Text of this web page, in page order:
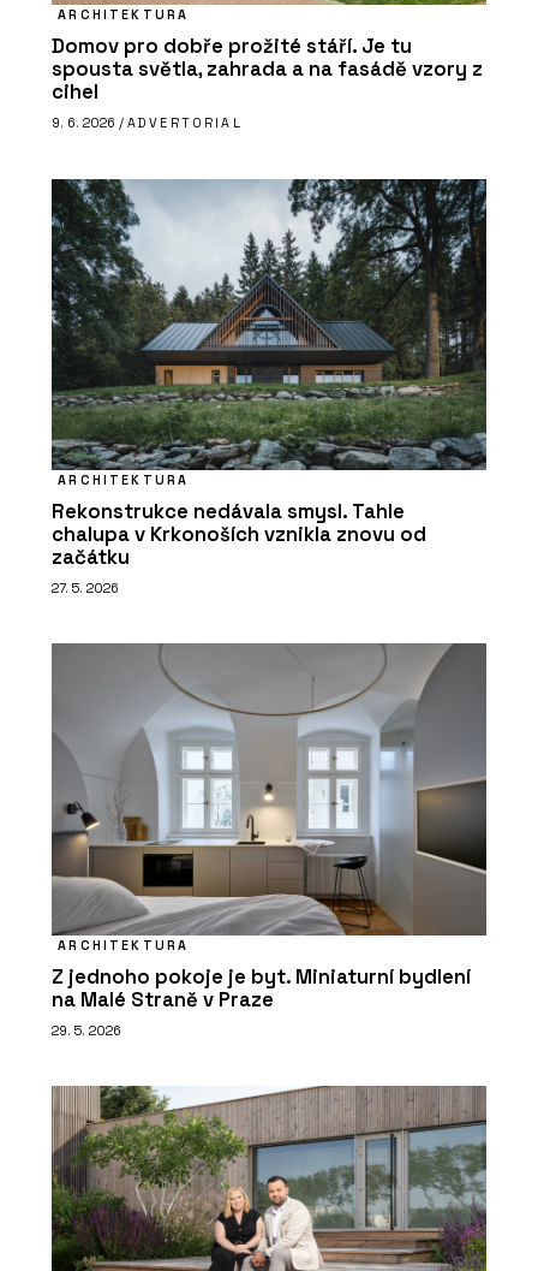
ARCHITEKTURA
Domov pro dobře prožité stáří. Je tu
spousta světla, zahrada a na fasádě vzory z
cihel
9. 6. 2026 / ADVERTORIAL
ARCHITEKTURA
Rekonstrukce nedávala smysl. Tahle
chalupa v Krkonoších vznikla znovu od
začátku
27. 5. 2026
ARCHITEKTURA
Z jednoho pokoje je byt. Miniaturní bydlení
na Malé Straně v Praze
29. 5. 2026